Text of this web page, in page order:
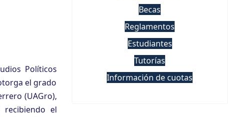
Políticos
el grado
(UAGro),
recibiendo el
Becas
Reglamentos
Estudiantes
Tutorías
Información de cuotas